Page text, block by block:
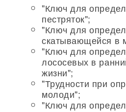
"Ключ для
пестряток";
"Ключ для
скатывающейся в
"Ключ для
лососевых в
жизни";
"Трудности при
молоди";
"Ключ для